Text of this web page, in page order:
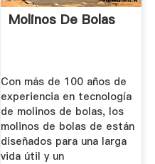
Molinos De Bolas
Con más de 100 años de
experiencia en tecnología
de molinos de bolas, los
molinos de bolas de están
diseñados para una larga
vida útil y un